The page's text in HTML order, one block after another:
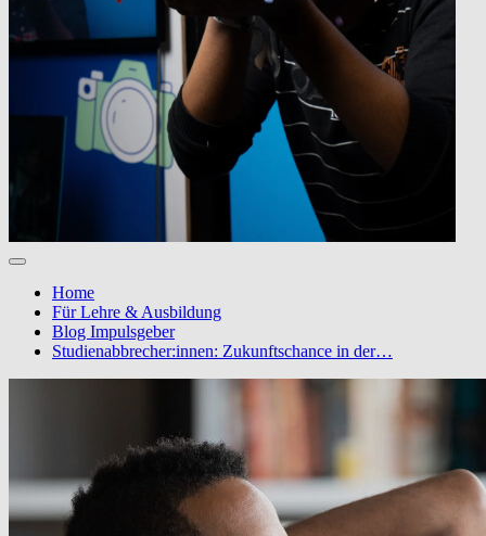
Home
Für Lehre & Ausbildung
Blog Impulsgeber
Studienabbrecher:innen: Zukunftschance in der…